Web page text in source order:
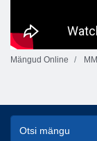
Mängud Online